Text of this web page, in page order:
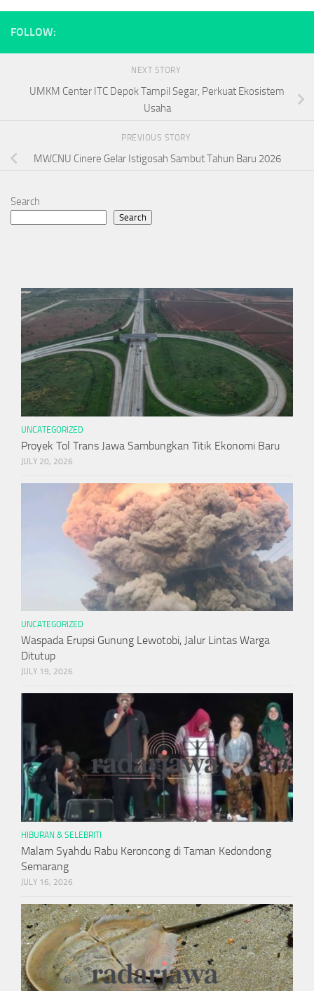
FOLLOW:
NEXT STORY
UMKM Center ITC Depok Tampil Segar, Perkuat Ekosistem
Usaha
PREVIOUS STORY
MWCNU Cinere Gelar Istigosah Sambut Tahun Baru 2026
Search
Search
UNCATEGORIZED
Proyek Tol Trans Jawa Sambungkan Titik Ekonomi Baru
JULY 20, 2026
UNCATEGORIZED
Waspada Erupsi Gunung Lewotobi, Jalur Lintas Warga
Ditutup
JULY 19, 2026
HIBURAN & SELEBRITI
Malam Syahdu Rabu Keroncong di Taman Kedondong
Semarang
JULY 16, 2026